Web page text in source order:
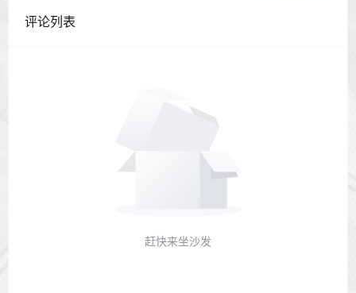
评论列表
赶快来坐沙发